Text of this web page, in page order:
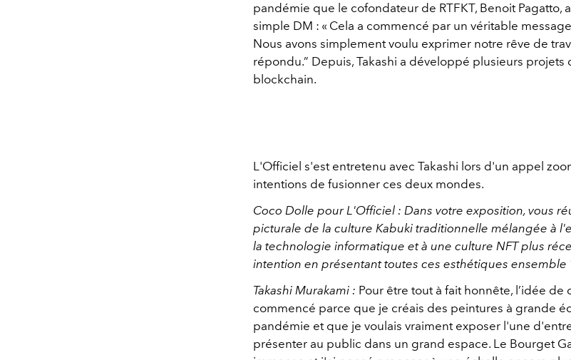
pandémie que le cofondateur de RTFKT, Benoit Pagatto,
simple DM : « Cela a commencé par un véritable
Nous avons simplement voulu exprimer notre rêve de
répondu.” Depuis, Takashi a développé plusieurs projets
blockchain.
L'Officiel s'est entretenu avec Takashi lors d'un appel
intentions de fusionner ces deux mondes.
Coco Dolle pour L'Officiel : Dans votre exposition, vous
picturale de la culture Kabuki traditionnelle mélangée à
la technologie informatique et à une culture NFT plus
intention en présentant toutes ces esthétiques ensemble
Takashi Murakami : Pour être tout à fait honnête, l’idée de
commencé parce que je créais des peintures à grande
pandémie et que je voulais vraiment exposer l'une
présenter au public dans un grand espace. Le Bourget